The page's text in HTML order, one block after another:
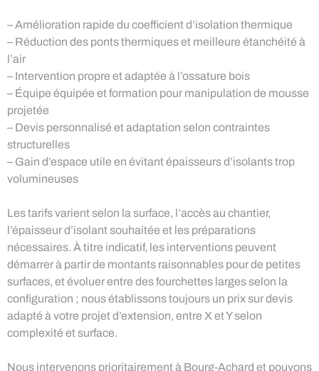
– Amélioration rapide du coefficient d’isolation thermique
– Réduction des ponts thermiques et meilleure étanchéité à
l’air
– Intervention propre et adaptée à l’ossature bois
– Équipe équipée et formation pour manipulation de mousse
projetée
– Devis personnalisé et adaptation selon contraintes
structurelles
– Gain d’espace utile en évitant épaisseurs d’isolants trop
volumineuses
Les tarifs varient selon la surface, l’accès au chantier,
l’épaisseur d’isolant souhaitée et les préparations
nécessaires. À titre indicatif, les interventions peuvent
démarrer à partir de montants raisonnables pour de petites
surfaces, et évoluer entre des fourchettes larges selon la
configuration ; nous établissons toujours un prix sur devis
adapté à votre projet d’extension, entre X et Y selon
complexité et surface.
Nous intervenons prioritairement à Bourg-Achard et pouvons